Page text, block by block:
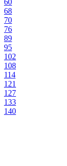
60
68
70
76
89
95
102
108
114
121
127
133
140